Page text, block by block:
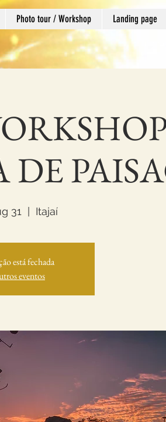
Photo tour / Workshop Landing page
31
  |
Itajaí
está fechada
eventos